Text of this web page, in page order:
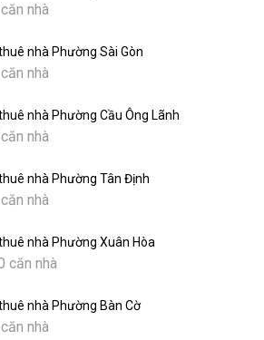
nhà
nhà Phường Sài Gòn
nhà
nhà Phường Cầu Ông Lãnh
nhà
nhà Phường Tân Định
nhà
nhà Phường Xuân Hòa
căn nhà
nhà Phường Bàn Cờ
nhà